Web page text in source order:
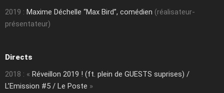
2019 : Maxime Déchelle “Max Bird”, comédien (réalisateur-
présentateur)
Directs
2018 : « Réveillon 2019 ! (ft. plein de GUESTS suprises) /
L’Emission #5 / Le Poste »